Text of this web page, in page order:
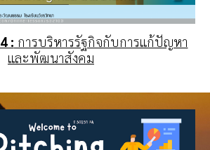
: การบริหารรัฐกิจกับการแก้ปัญหา
และพัฒนาสังคม